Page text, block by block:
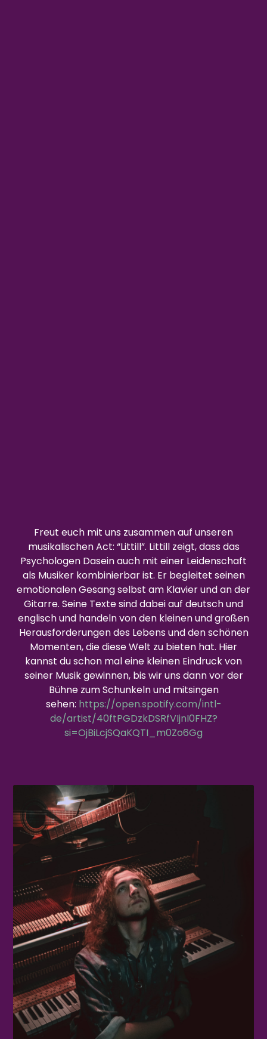
Freut euch mit uns zusammen auf unseren
musikalischen Act: “Littill”. Littill zeigt, dass das
Psychologen Dasein auch mit einer Leidenschaft
als Musiker kombinierbar ist. Er begleitet seinen
emotionalen Gesang selbst am Klavier und an der
Gitarre. Seine Texte sind dabei auf deutsch und
englisch und handeln von den kleinen und großen
Herausforderungen des Lebens und den schönen
Momenten, die diese Welt zu bieten hat. Hier
kannst du schon mal eine kleinen Eindruck von
seiner Musik gewinnen, bis wir uns dann vor der
Bühne zum Schunkeln und mitsingen
sehen: https://open.spotify.com/intl-
de/artist/40ftPGDzkDSRfVIjnI0FHZ?
si=OjBiLcjSQaKQTI_m0Zo6Gg